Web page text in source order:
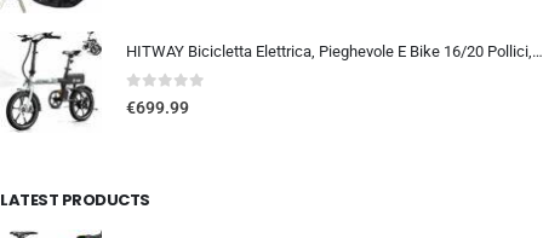
HITWAY Bicicletta Elettrica, Pieghevole E Bike 16/20 Pollici, Motore 250W Velocità Massima 25km/h, Batteria Al Litio 36V 9…
0out of 5
€699.99
LATEST PRODUCTS